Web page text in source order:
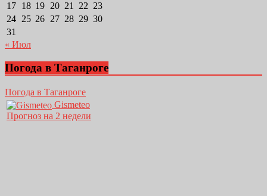
17 18 19 20 21 22 23
24 25 26 27 28 29 30
31
« Июл
Погода в Таганроге
Погода в Таганроге
Gismeteo
Прогноз на 2 недели